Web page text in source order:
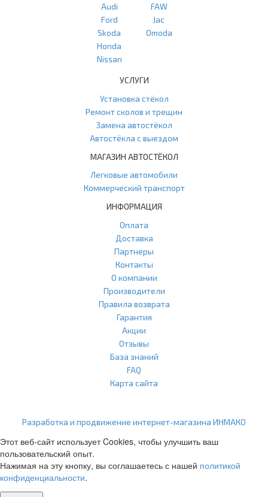
Audi
Ford
Skoda
Honda
Nissan
FAW
Jac
Omoda
УСЛУГИ
Установка стёкол
Ремонт сколов и трещин
Замена автостёкол
Автостёкла с выездом
МАГАЗИН АВТОСТЁКОЛ
Легковые автомобили
Коммерческий транспорт
ИНФОРМАЦИЯ
Оплата
Доставка
Партнеры
Контакты
О компании
Производители
Правила возврата
Гарантия
Акции
Отзывы
База знаний
FAQ
Карта сайта
Разработка и продвижение интернет-магазина ИНМАКО
Этот веб-сайт использует Cookies, чтобы улучшить ваш
пользовательский опыт.
Нажимая на эту кнопку, вы соглашаетесь с нашей политикой
конфиденциальности.